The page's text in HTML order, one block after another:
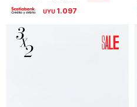
UYU 1.097